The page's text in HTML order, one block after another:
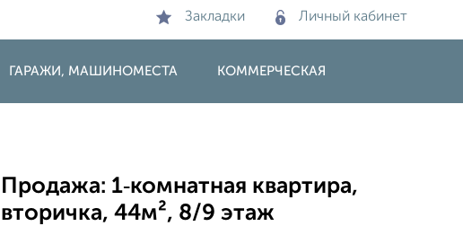
Закладки Личный кабинет
ГАРАЖИ, МАШИНОМЕСТА КОММЕРЧЕСКАЯ
Продажа: 1‑комнатная квартира,
вторичка, 44м², 8/9 этаж